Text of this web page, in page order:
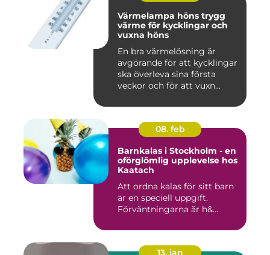
Värmelampa höns trygg
värme för kycklingar och
vuxna höns
En bra värmelösning är
avgörande för att kycklingar
ska överleva sina första
veckor och för att vuxn...
08. feb
Barnkalas i Stockholm - en
oförglömlig upplevelse hos
Kaatach
Att ordna kalas för sitt barn
är en speciell uppgift.
Förväntningarna är h&...
13. jan